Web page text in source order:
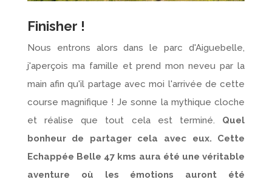
Finisher !
Nous entrons alors dans le parc d'Aiguebelle,
j'aperçois ma famille et prend mon neveu par la
main afin qu'il partage avec moi l'arrivée de cette
course magnifique ! Je sonne la mythique cloche
et réalise que tout cela est terminé. Quel
bonheur de partager cela avec eux. Cette
Echappée Belle 47 kms aura été une véritable
aventure où les émotions auront été